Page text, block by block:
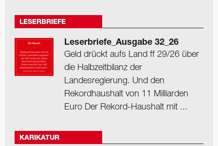
LESERBRIEFE
Leserbriefe_Ausgabe 32_26
Geld drückt aufs Land ff 29/26 über
die Halbzeitbilanz der
Landesregierung. Und den
Rekordhaushalt von 11 Milliarden
Euro Der Rekord-Haushalt mit ...
KARIKATUR